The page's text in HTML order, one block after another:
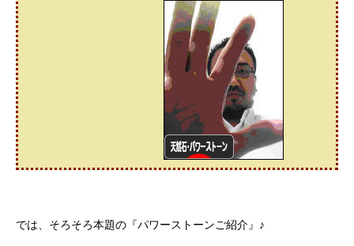
では、そろそろ本題の『パワーストーンご紹介』♪